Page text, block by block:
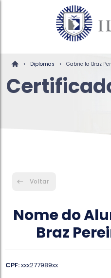
> Diplomas > Gabriella Braz
Voltar
Nome do
Braz
CPF:xxx277989xx